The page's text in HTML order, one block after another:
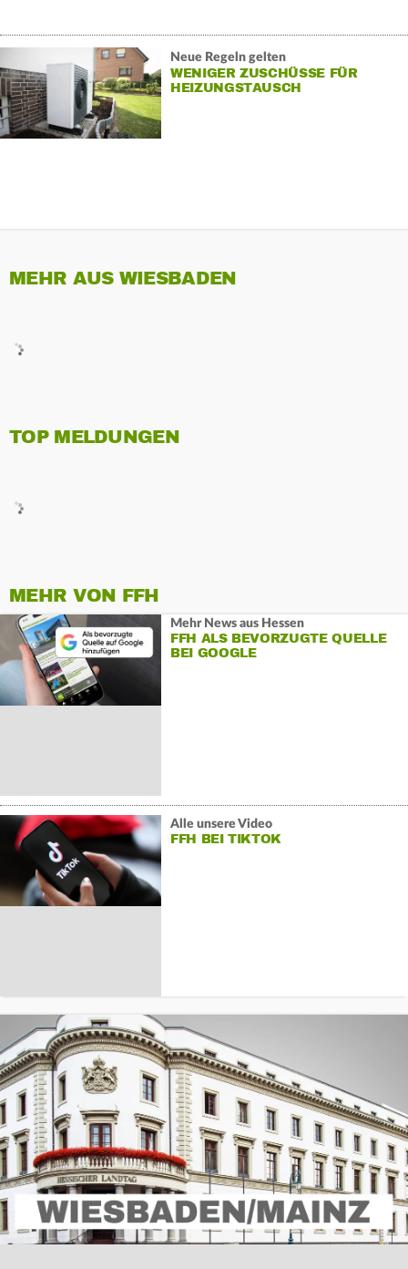
Neue Regeln gelten
WENIGER ZUSCHÜSSE FÜR
HEIZUNGSTAUSCH
MEHR AUS WIESBADEN
TOP MELDUNGEN
MEHR VON FFH
Mehr News aus Hessen
FFH ALS BEVORZUGTE QUELLE
BEI GOOGLE
Alle unsere Video
FFH BEI TIKTOK